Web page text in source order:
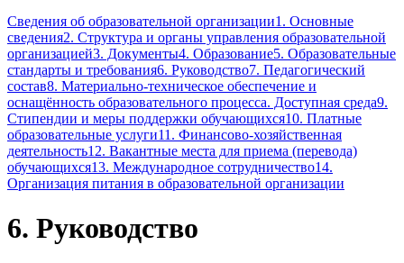
Сведения об образовательной организации1. Основные
сведения2. Структура и органы управления образовательной
организацией3. Документы4. Образование5. Образовательные
стандарты и требования6. Руководство7. Педагогический
состав8. Материально-техническое обеспечение и
оснащённость образовательного процесса. Доступная среда9.
Стипендии и меры поддержки обучающихся10. Платные
образовательные услуги11. Финансово-хозяйственная
деятельность12. Вакантные места для приема (перевода)
обучающихся13. Международное сотрудничество14.
Организация питания в образовательной организации
6. Руководство